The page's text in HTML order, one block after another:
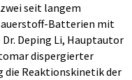
seit langem
Batterien mit
Deping Li, Hauptautor
dispergierter
Reaktionskinetik der